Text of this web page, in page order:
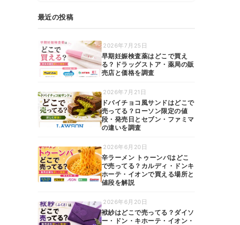
最近の投稿
2026年7月25日
早期妊娠検査薬はどこで買え
る？ドラッグストア・薬局の販
売店と価格を調査
2026年7月21日
ドバイチョコ風サンドはどこで
売ってる？ローソン限定の値
段・発売日とセブン・ファミマ
の違いを調査
2026年6月20日
辛ラーメン トゥーンバはどこ
で売ってる？カルディ・ドンキ
ホーテ・イオンで買える場所と
値段を解説
2026年6月20日
袱紗はどこで売ってる？ダイソ
ー・ドン・キホーテ・イオン・